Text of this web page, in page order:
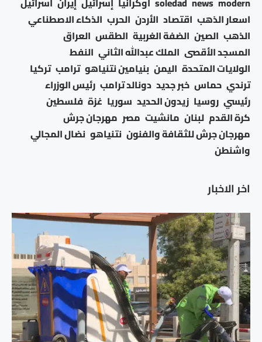
اخر الاخبار
اسعار الذهب اقتصاد الأردن الحرب الذكاء الاصطناعي
الذهب الصين الضفة الغربية الطقس العراق
المسجد الأقصى الملك عبدالله الثاني النفط
الولايات المتحدة اليمن بنيامين نتنياهو ترامب تركيا
ترندي حماس خبر جديد دونالد ترامب رئيس الوزراء
رئيسي روسيا زيدون الحديد سوريا غزة فلسطين
كرة القدم لبنان مانشيت مصر مهرجان جرش
مهرجان جرش للثقافة والفنون نتنياهو نضال المجالي
واشنطن